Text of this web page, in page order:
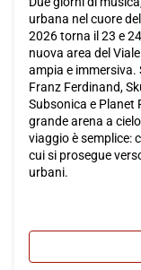
urbana nel cuore
2026 torna il 23 e
nuova area del
ampia e immersiva.
Franz Ferdinand,
Subsonica e
grande arena a
viaggio è semplice:
cui si prosegue
urbani.